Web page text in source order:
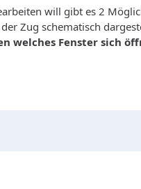
will gibt es 2
Zug schematisch
welches Fenster sich